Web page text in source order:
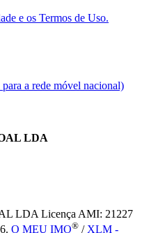
e os Termos de Uso.
a rede móvel nacional)
LDA
LDA Licença AMI: 21227
O MEU IMO® /XLM -